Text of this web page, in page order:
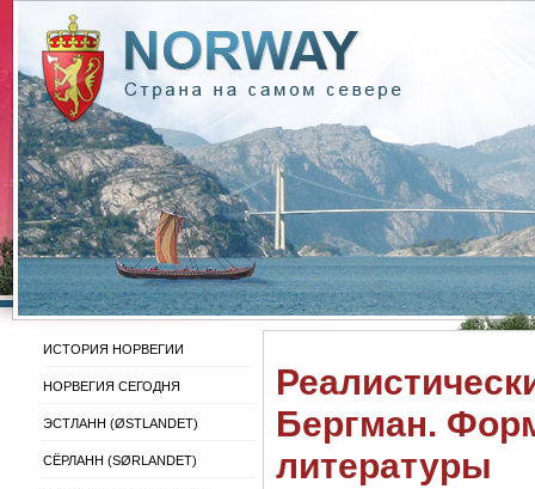
ИСТОРИЯ НОРВЕГИИ
НОРВЕГИЯ СЕГОДНЯ
ЭСТЛАНН (ØSTLANDET)
СЁРЛАНН (SØRLANDET)
Бергман.
литературы